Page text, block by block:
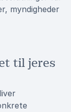
myndigheder
til jeres